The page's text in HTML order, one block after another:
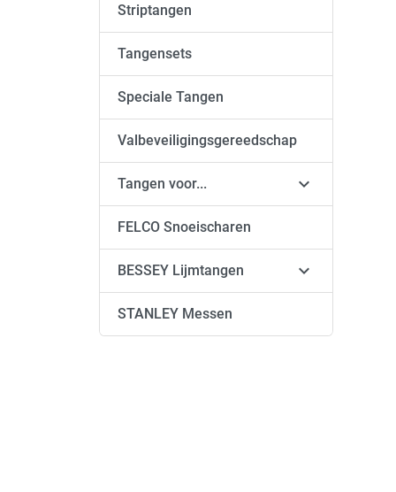
Striptangen
Tangensets
Speciale Tangen
Valbeveiligingsgereedschap
Tangen voor... 
FELCO Snoeischaren
BESSEY Lijmtangen 
STANLEY Messen